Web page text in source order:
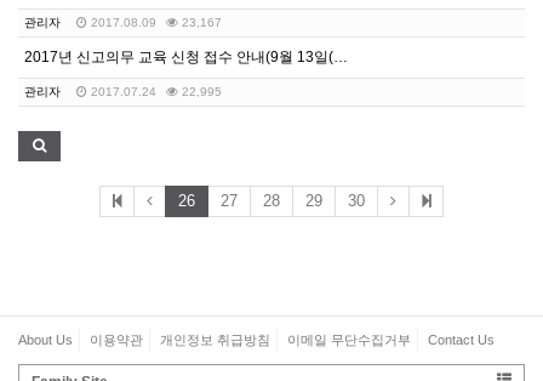
관리자 2017.08.09 23,167
2017년 신고의무 교육 신청 접수 안내(9월 13일(…
관리자 2017.07.24 22,995
26 27 28 29 30
About Us 이용약관 개인정보 취급방침 이메일 무단수집거부 Contact Us